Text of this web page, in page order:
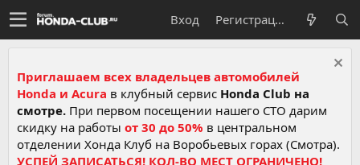
Вход Регистрация
Приглашаем всех владельцев автомобилей
Honda и Acura в клубный сервис Honda Club на
смотре. При первом посещении нашего СТО дарим
скидку на работы от 30 до 50% в центральном
отделении Хонда Клуб на Воробьевых горах (Смотра).
УСПЕЙ ЗАПИСАТЬСЯ! КОЛ-ВО МЕСТ ОГРАНИЧЕНО!